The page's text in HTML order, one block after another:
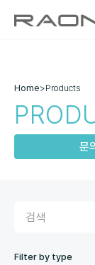
Home>Products
문
Filter by type